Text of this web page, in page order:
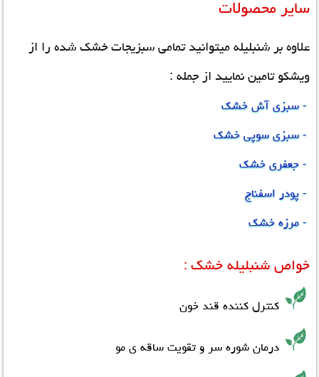
سایر محصولات
علاوه بر شنبلیله میتوانید تمامی سبزیجات خشک شده را از
ویشکو تامین نمایید از جمله :
- سبزی آش خشک
- سبزی سوپی خشک
- جعفری خشک
- پودر اسفناج
- مرزه خشک
خواص شنبلیله خشک:
کنترل کننده قند خون
درمان شوره سر و تقویت ساقه ی مو